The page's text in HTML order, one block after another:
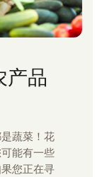
产品
蔬菜！花
能有一些
您正在寻